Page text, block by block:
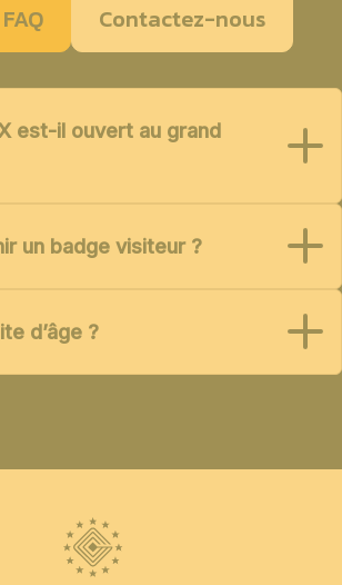
Contactez-nous
est-il ouvert au grand
un badge visiteur ?
d’âge ?